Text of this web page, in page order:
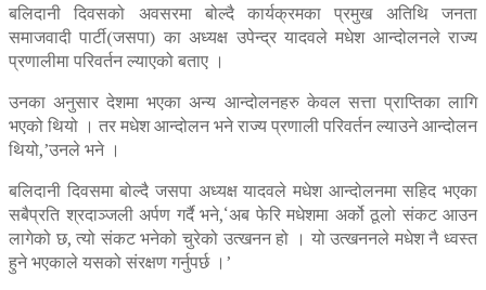
बलिदानी दिवसको अवसरमा बोल्दै कार्यक्रमका प्रमुख अतिथि जनता
समाजवादी पार्टी(जसपा) का अध्यक्ष उपेन्द्र यादवले मधेश आन्दोलनले राज्य
प्रणालीमा परिवर्तन ल्याएको बताए ।
उनका अनुसार देशमा भएका अन्य आन्दोलनहरु केवल सत्ता प्राप्तिका लागि
भएको थियो । तर मधेश आन्दोलन भने राज्य प्रणाली परिवर्तन ल्याउने आन्दोलन
थियो,’उनले भने ।
बलिदानी दिवसमा बोल्दै जसपा अध्यक्ष यादवले मधेश आन्दोलनमा सहिद भएका
सबैप्रति श्रदाञ्जली अर्पण गर्दै भने,‘अब फेरि मधेशमा अर्को ठूलो संकट आउन
लागेको छ, त्यो संकट भनेको चुरेको उत्खनन हो । यो उत्खननले मधेश नै ध्वस्त
हुने भएकाले यसको संरक्षण गर्नुपर्छ ।’